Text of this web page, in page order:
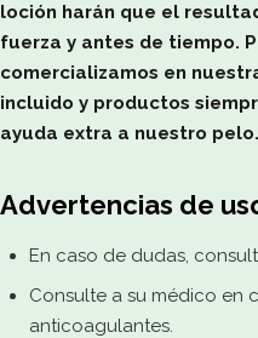
loción harán que el
fuerza y antes de tiempo.
comercializamos en
incluido y productos
ayuda extra a nuestro pelo.
Advertencias de
En caso de dudas,
Consulte a su médico en
anticoagulantes.